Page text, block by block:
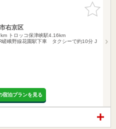
お気に入
りに追加
右京区
トロッコ保津峡駅4.16km
嵯峨野線花園駅下車 タクシーで約10分 J
宿泊プランを見る